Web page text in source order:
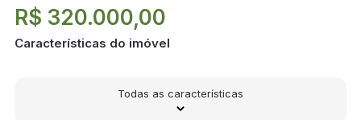
R$ 320.000,00
Características do imóvel
Todas as características